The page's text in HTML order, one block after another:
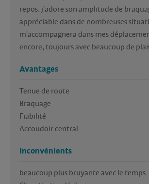
repos. j'adore son amplitude de
appréciable dans de nombreuses
m'accompagnera dans mes
encore, toujours avec beaucoup de
Avantages
Tenue de route
Braquage
Fiabilité
Accoudoir central
Inconvénients
beaucoup plus bruyante avec le temps